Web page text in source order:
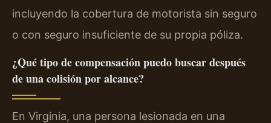
incluyendo la cobertura de motorista sin seguro
o con seguro insuficiente de su propia póliza.
¿Qué tipo de compensación puedo buscar después
de una colisión por alcance?
En Virginia, una persona lesionada en una